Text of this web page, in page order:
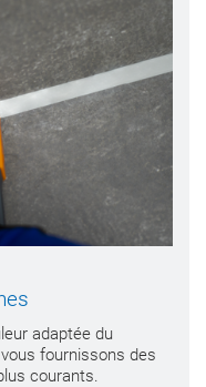
adaptée du
fournissons des
courants.